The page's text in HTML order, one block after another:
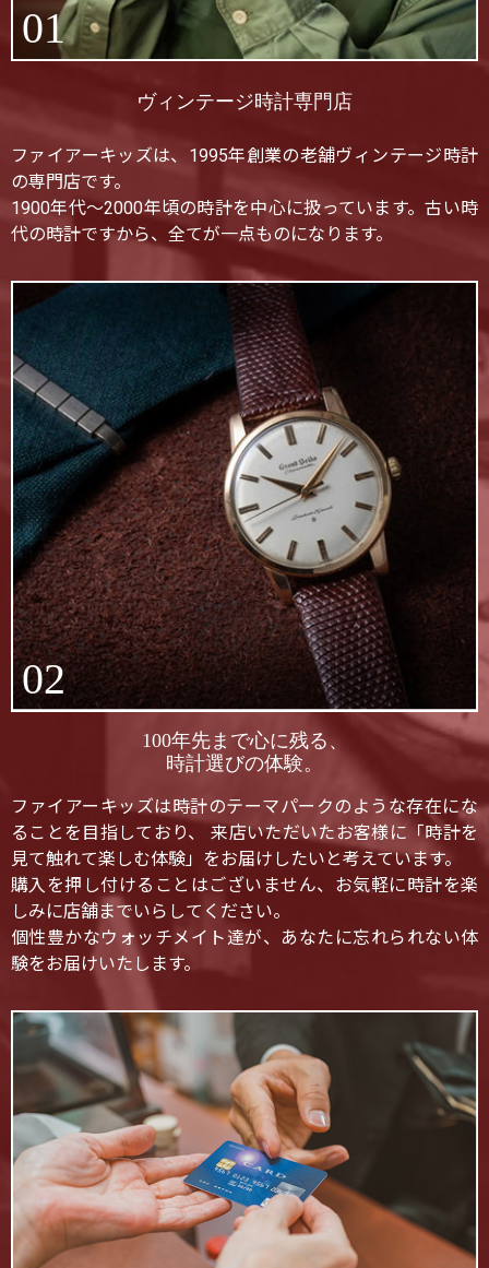
01
ヴィンテージ時計専門店
ファイアーキッズは、1995年創業の老舗ヴィンテージ時計
の専門店です。
1900年代〜2000年頃の時計を中心に扱っています。古い時
代の時計ですから、全てが一点ものになります。
02
100年先まで心に残る、
時計選びの体験。
ファイアーキッズは時計のテーマパークのような存在にな
ることを目指しており、 来店いただいたお客様に「時計を
見て触れて楽しむ体験」をお届けしたいと考えています。
購入を押し付けることはございません、お気軽に時計を楽
しみに店舗までいらしてください。
個性豊かなウォッチメイト達が、あなたに忘れられない体
験をお届けいたします。